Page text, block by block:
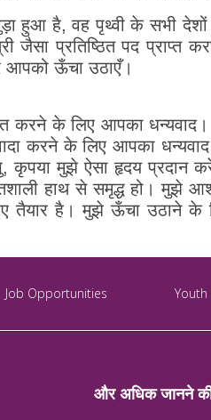
हुआ है, वह पृथ्वी के सभी
जैसा प्रतिष्ठित पद
आपको ऊँचा उठाएँ।
करने के लिए आपका
करने के लिए आपका
कृपया मुझे ऐसा हृदय
हाथ से समृद्ध हो। मुझे
है। मुझे ऊँचा उठाने के
Job Opportunities
और अधिक जानने की